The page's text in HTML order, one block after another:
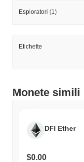
Esploratori (1)
Etichette
Monete simili
DFI Ether
$0.00